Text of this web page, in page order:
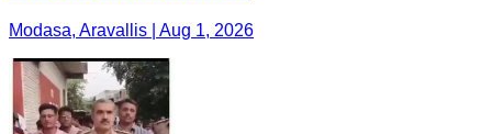
Modasa, Aravallis | Aug 1, 2026